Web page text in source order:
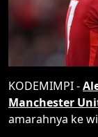
KODEMIMPI -
Manchester
amarahnya ke